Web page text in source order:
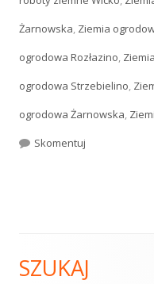
Żarnowska, Ziemia
ogrodowa Rozłazino,
ogrodowa Strzebielino,
ogrodowa Żarnowska,
Skomentuj
Główny
SZUKAJ